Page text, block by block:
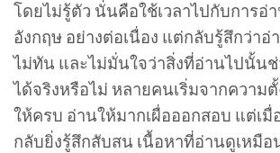
โดยไม่รู้ตัว นั่นคือใช้เวลาไปกับการอ่
อังกฤษ อย่างต่อเนื่อง แต่กลับรู้สึกว่าอ่
ไม่ทัน และไม่มั่นใจว่าสิ่งที่อ่านไปนั้น
ได้จริงหรือไม่ หลายคนเริ่มจากความ
ให้ครบ อ่านให้มากเผื่อออกสอบ แต่เมื่
กลับยิ่งรู้สึกสับสน เนื้อหาที่อ่านดูเหมือ